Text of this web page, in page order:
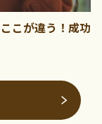
こが違う！成功